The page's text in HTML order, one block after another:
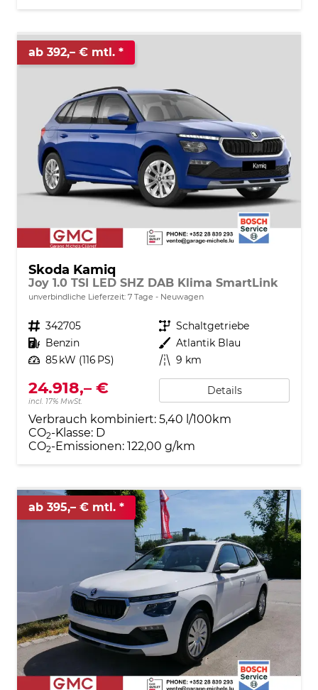
ab 392,– € mtl.
Skoda Kamiq
Joy 1.0 TSI LED SHZ DAB Klima SmartLink
unverbindliche Lieferzeit: 7 Tage Neuwagen
Fahrzeugnr. 342705 Getriebe Schaltgetriebe
Kraftstoff Benzin Außenfarbe Atlantik Blau
Leistung 85 kW (116 PS) Kilometerstand 9 km
24.918,– €
incl. 17% MwSt.
Details
Verbrauch kombiniert: 5,40 l/100km
CO2-Klasse: D
CO2-Emissionen: 122,00 g/km
ab 395,– € mtl.